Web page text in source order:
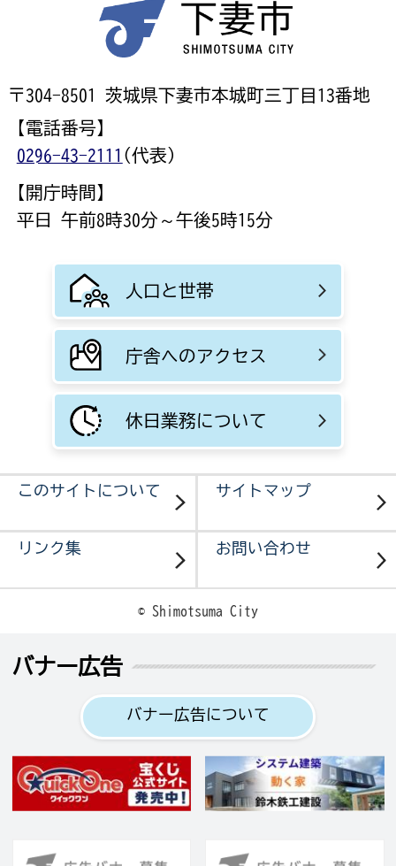
〒304-8501 茨城県下妻市本城町三丁目13番地
【電話番号】
0296-43-2111 (代表)
【開庁時間】
平日 午前8時30分～午後5時15分
人口と世帯
庁舎へのアクセス
休日業務について
このサイトについて サイトマップ
リンク集 お問い合わせ
© Shimotsuma City
バナー広告
バナー広告について